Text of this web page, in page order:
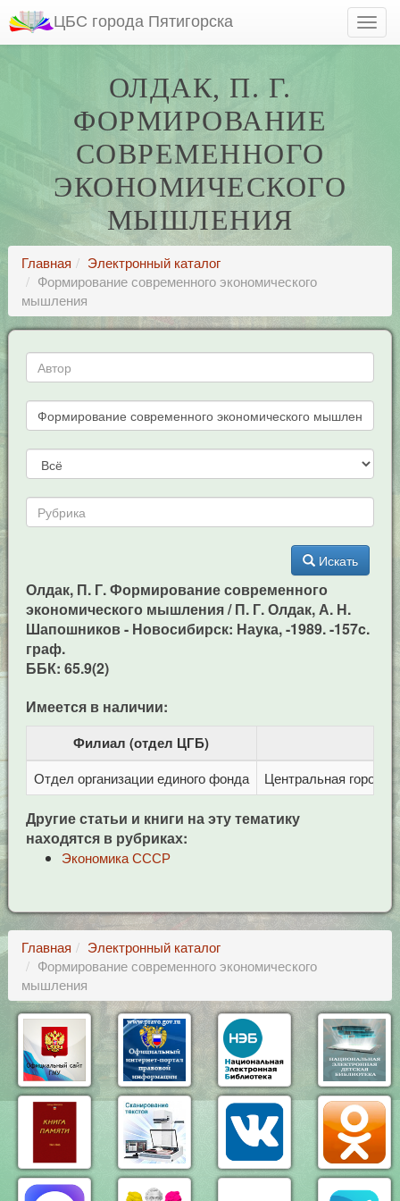
ЦБС города Пятигорска
ОЛДАК, П. Г.
ФОРМИРОВАНИЕ
СОВРЕМЕННОГО
ЭКОНОМИЧЕСКОГО
МЫШЛЕНИЯ
Главная
Электронный каталог
Формирование современного экономического
мышления
Искать
Олдак, П. Г. Формирование современного
экономического мышления / П. Г. Олдак, А. Н.
Шапошников - Новосибирск: Наука, -1989. -157c.
граф.
ББК: 65.9(2)
Имеется в наличии:
Филиал (отдел ЦГБ)
Отдел организации единого фонда Центральная
Другие статьи и книги на эту тематику
находятся в рубриках:
Экономика СССР
Главная
Электронный каталог
Формирование современного экономического
мышления